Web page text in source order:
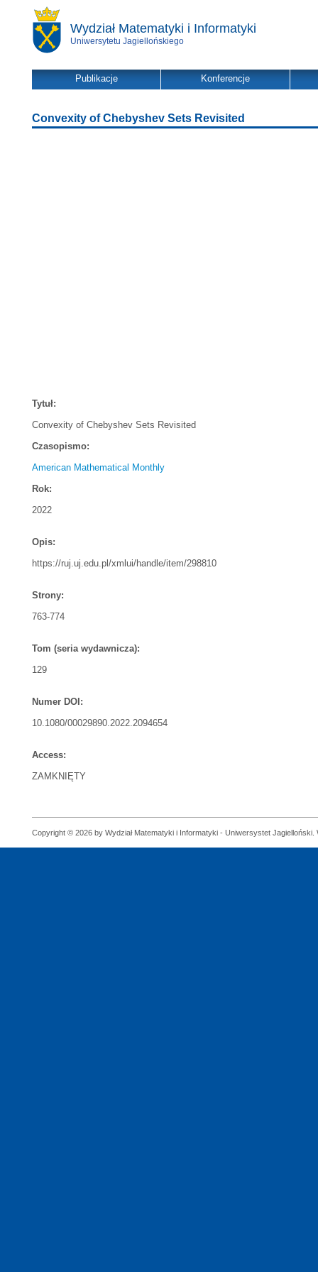
Wydział Matematyki i Informatyki
Uniwersytetu Jagiellońskiego
Publikacje Konferencje
Convexity of Chebyshev Sets Revisited
Tytuł:
Convexity of Chebyshev Sets Revisited
Czasopismo:
American Mathematical Monthly
Rok:
2022
Opis:
https://ruj.uj.edu.pl/xmlui/handle/item/298810
Strony:
763-774
Tom (seria wydawnicza):
129
Numer DOI:
10.1080/00029890.2022.2094654
Access:
ZAMKNIĘTY
Copyright © 2026 by Wydział Matematyki i Informatyki - Uniwersystet